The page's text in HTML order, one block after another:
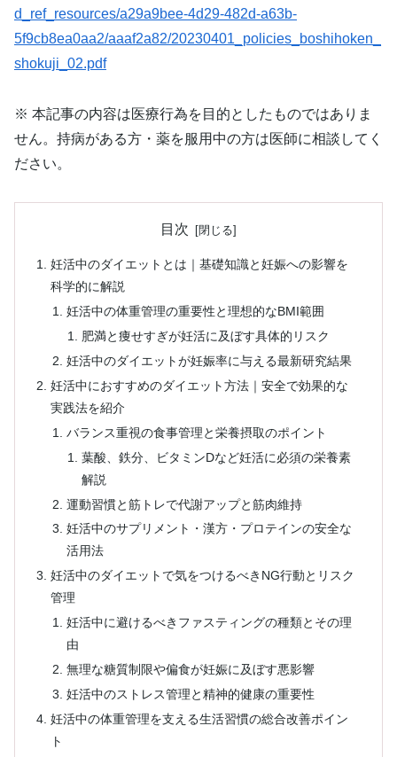
d_ref_resources/a29a9bee-4d29-482d-a63b-
5f9cb8ea0aa2/aaaf2a82/20230401_policies_boshihoken_
shokuji_02.pdf
※ 本記事の内容は医療行為を目的としたものではありま
せん。持病がある方・薬を服用中の方は医師に相談してく
ださい。
目次
妊活中のダイエットとは｜基礎知識と妊娠への影響を
科学的に解説
妊活中の体重管理の重要性と理想的なBMI範囲
肥満と痩せすぎが妊活に及ぼす具体的リスク
妊活中のダイエットが妊娠率に与える最新研究結果
妊活中におすすめのダイエット方法｜安全で効果的な
実践法を紹介
バランス重視の食事管理と栄養摂取のポイント
葉酸、鉄分、ビタミンDなど妊活に必須の栄養素
解説
運動習慣と筋トレで代謝アップと筋肉維持
妊活中のサプリメント・漢方・プロテインの安全な
活用法
妊活中のダイエットで気をつけるべきNG行動とリスク
管理
妊活中に避けるべきファスティングの種類とその理
由
無理な糖質制限や偏食が妊娠に及ぼす悪影響
妊活中のストレス管理と精神的健康の重要性
妊活中の体重管理を支える生活習慣の総合改善ポイン
ト